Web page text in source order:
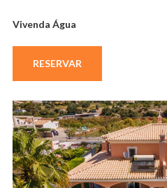
Vivenda Água
RESERVAR